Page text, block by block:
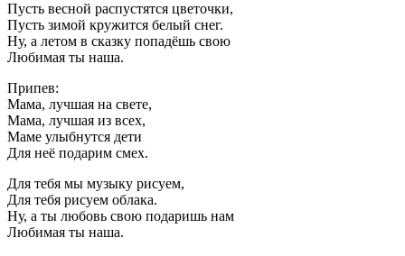
Пусть весной распустятся цветочки,
Пусть зимой кружится белый снег.
Ну, а летом в сказку попадёшь свою
Любимая ты наша.
Припев:
Мама, лучшая на свете,
Мама, лучшая из всех,
Маме улыбнутся дети
Для неё подарим смех.
Для тебя мы музыку рисуем,
Для тебя рисуем облака.
Ну, а ты любовь свою подаришь нам
Любимая ты наша.